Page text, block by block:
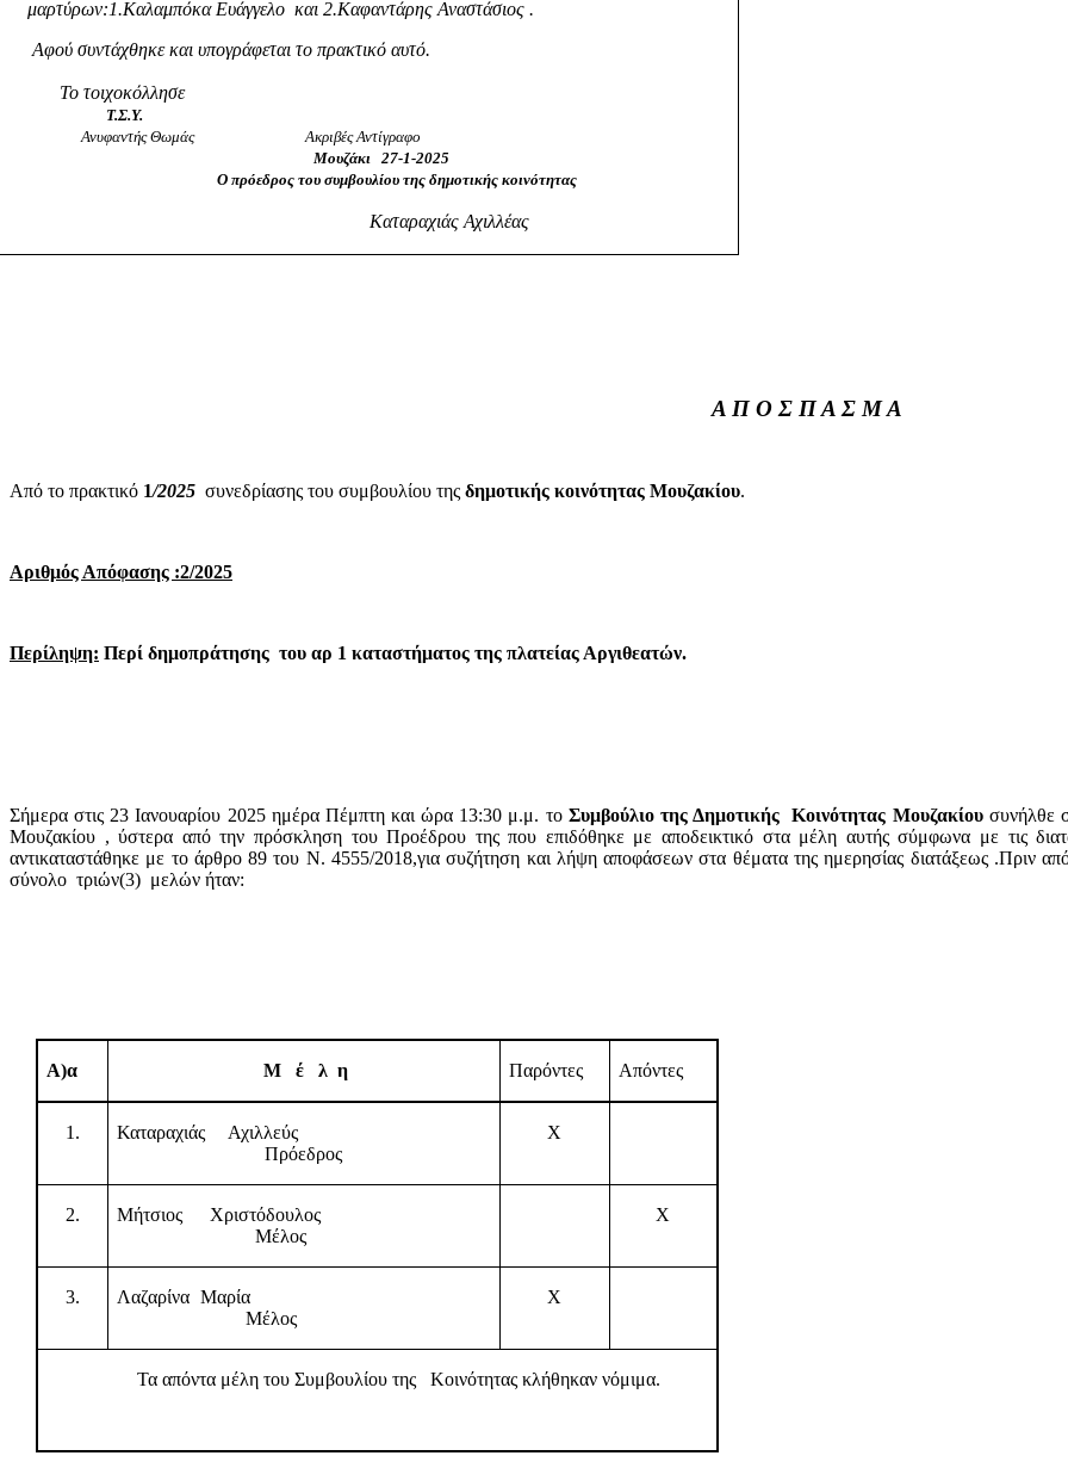
μαρτύρων:1.Καλαμπόκα Ευάγγελο και 2.Καφαντάρης Αναστάσιος .
Αφού συντάχθηκε και υπογράφεται το πρακτικό αυτό.
Το τοιχοκόλλησε
Τ.Σ.Υ.
Ανυφαντής Θωμάς
Ακριβές Αντίγραφο
Μουζάκι
27-1-2025
Ο πρόεδρος του συμβουλίου της δημοτικής κοινότητας
Καταραχιάς Αχιλλέας
Α Π Ο Σ Π Α Σ Μ Α
Από το πρακτικό 1/2025 συνεδρίασης του συμβουλίου της δημοτικής κοινότητας Μουζακίου.
Αριθμός Απόφασης :2/2025
Περίληψη: Περί δημοπράτησης του αρ 1 καταστήματος της πλατείας Αργιθεατών.
Σήμερα στις 23 Ιανουαρίου 2025 ημέρα Πέμπτη και ώρα 13:30 μ.μ. το Συμβούλιο της Δημοτικής Κοινότητας Μουζακίουσυνήλθε
Μουζακίου , ύστερα από την πρόσκληση του Προέδρου της που επιδόθηκε με αποδεικτικό στα μέλη αυτής σύμφωνα με τις
αντικαταστάθηκε με το άρθρο 89 του Ν. 4555/2018,για συζήτηση και λήψη αποφάσεων στα θέματα της ημερησίας διατάξεως .Πριν
σύνολο τριών(3) μελών ήταν:
Α)α Μ έ λ η Παρόντες Απόντες
1.
Καταραχιάς Αχιλλεύς
Πρόεδρος
X
2. Μήτσιος
Χριστόδουλος
Μέλος
Χ
3.
Λαζαρίνα Μαρία
Μέλος
Χ
Τα απόντα μέλη του Συμβουλίου της Κοινότητας κλήθηκαν νόμιμα.